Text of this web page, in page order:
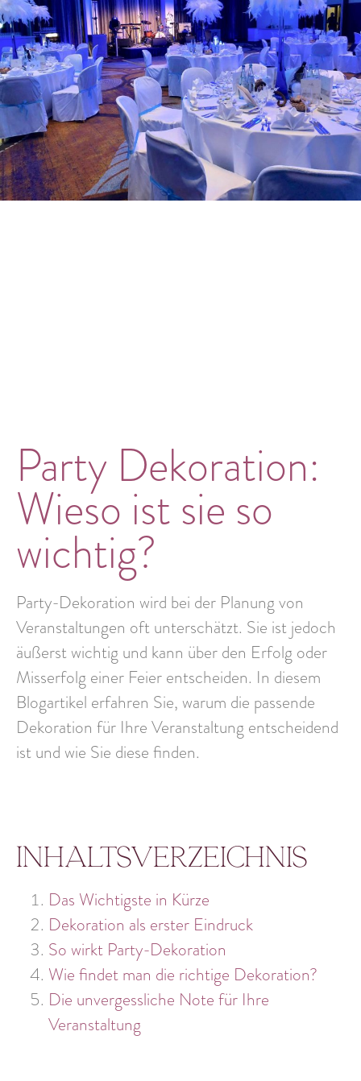
Party Dekoration:
Wieso ist sie so
wichtig?
Party-Dekoration wird bei der Planung von
Veranstaltungen oft unterschätzt. Sie ist jedoch
äußerst wichtig und kann über den Erfolg oder
Misserfolg einer Feier entscheiden. In diesem
Blogartikel erfahren Sie, warum die passende
Dekoration für Ihre Veranstaltung entscheidend
ist und wie Sie diese finden.
Inhaltsverzeichnis
Das Wichtigste in Kürze
Dekoration als erster Eindruck
So wirkt Party-Dekoration
Wie findet man die richtige Dekoration?
Die unvergessliche Note für Ihre
Veranstaltung